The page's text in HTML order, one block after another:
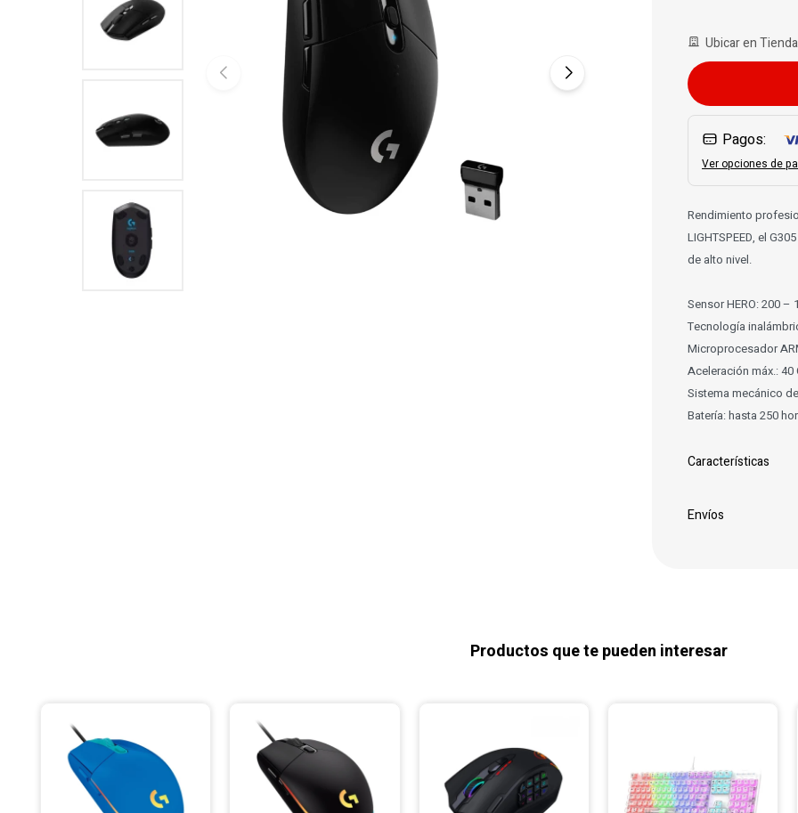
Ubicar en Tienda
Pagos:
Ver opciones de
Rendimiento
LIGHTSPEED, el
de alto nivel.
Sensor HERO: 200 –
Tecnología
Microprocesador
Aceleración máx.: 40
Sistema mecánico
Batería: hasta 250
Características
Envíos
Productos que te pueden interesar